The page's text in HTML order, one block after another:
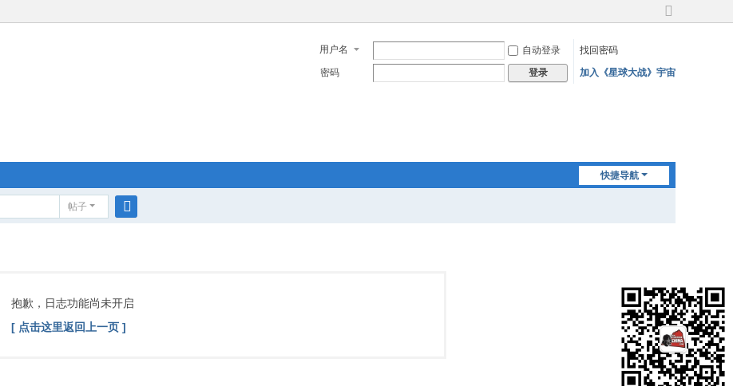
切
宽
用户名 自动登录
找回密码
密码
登录 加入《星球大战》宇宙
快捷导航
帖子
抱歉，日志功能尚未开启
[ 点击这里返回上一页 ]